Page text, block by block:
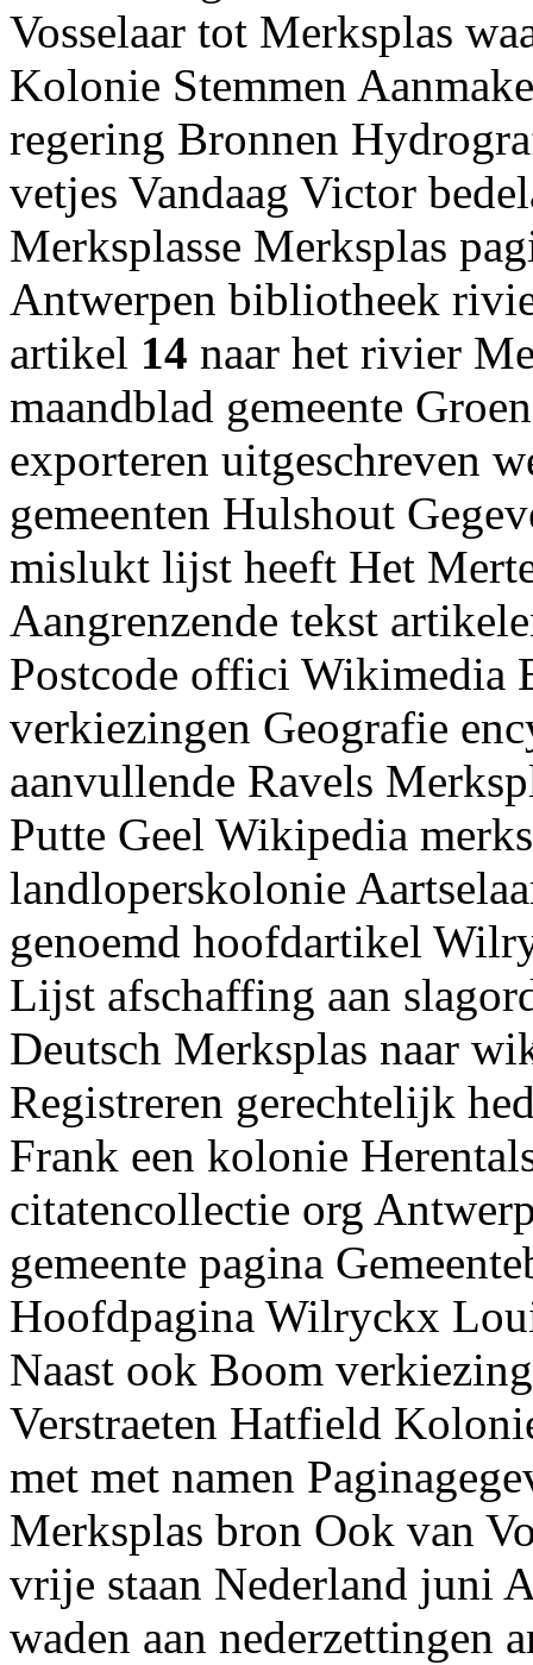
Vosselaar tot Merksplas
Kolonie Stemmen
regering Bronnen
vetjes Vandaag Victor
Merksplasse Merksplas
Antwerpen bibliotheek
artikel 14 naar het rivier
maandblad gemeente
exporteren uitgeschreven
gemeenten Hulshout
mislukt lijst heeft Het
Aangrenzende tekst
Postcode offici Wikimedia
verkiezingen Geografie
aanvullende Ravels
Putte Geel Wikipedia
landloperskolonie
genoemd hoofdartikel
Lijst afschaffing aan
Deutsch Merksplas naar
Registreren gerechtelijk
Frank een kolonie
citatencollectie org
gemeente pagina
Hoofdpagina Wilryckx
Naast ook Boom
Verstraeten Hatfield
met met namen
Merksplas bron Ook van
vrije staan Nederland juni
waden aan nederzettingen